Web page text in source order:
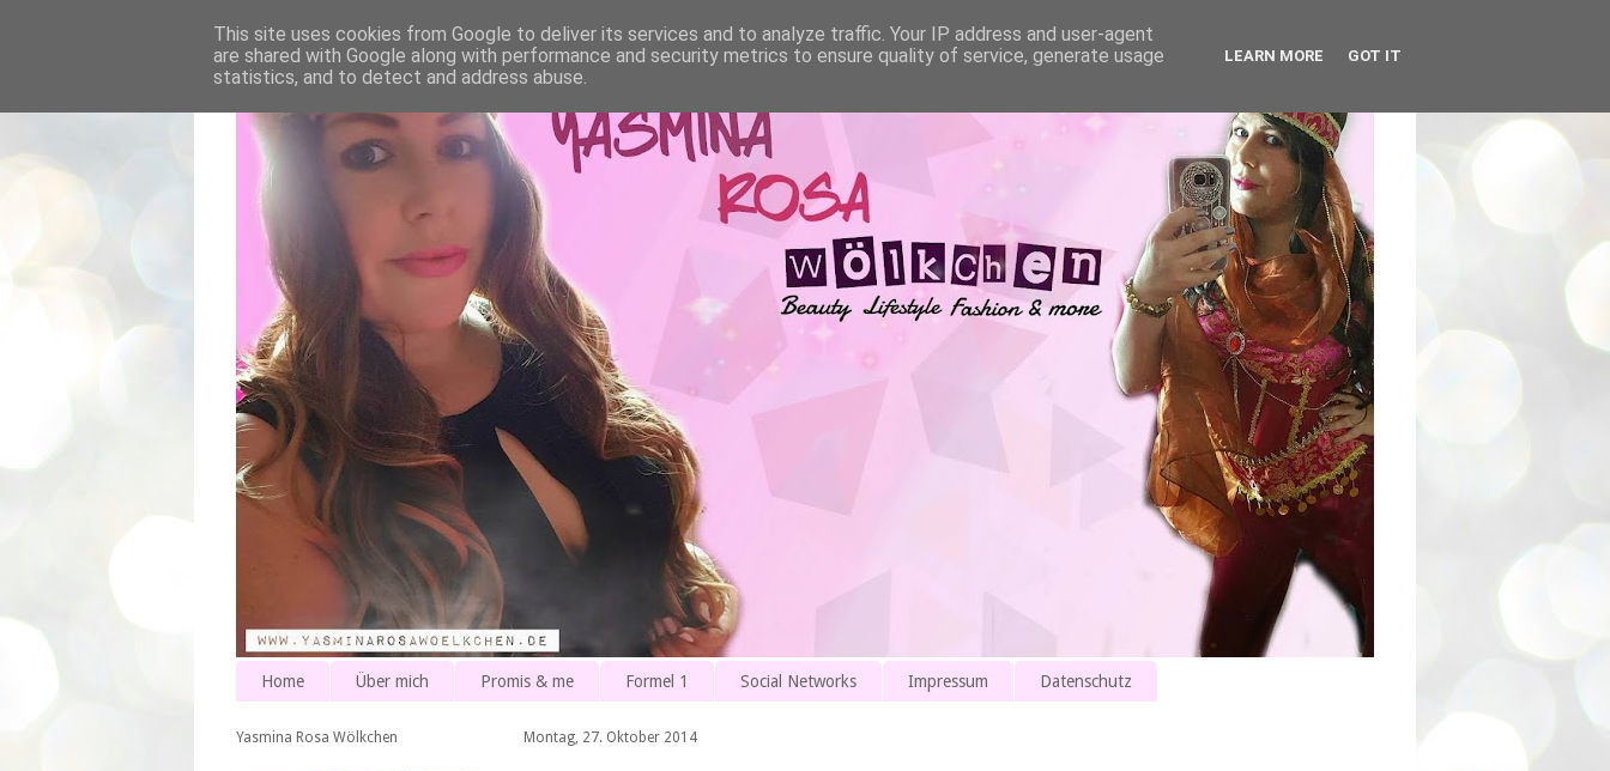
Home Über mich Promis & me Formel 1 Social Networks Impressum Datenschutz
Montag, 27. Oktober 2014
Yasmina Rosa Wölkchen
This site uses cookies from Google to deliver its services and to analyze traffic. Your IP address and user-agent
are shared with Google along with performance and security metrics to ensure quality of service, generate usage
statistics, and to detect and address abuse.
LEARN MORE GOT IT